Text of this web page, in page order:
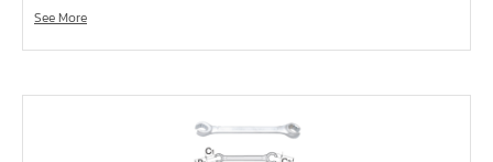
ประแจ-แหวน-ปากตาย
ไขควง
See More